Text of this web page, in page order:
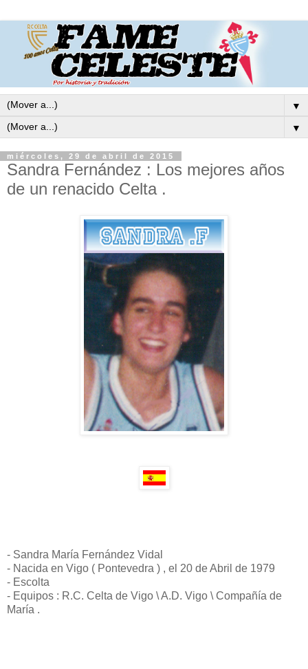
▼
▼
miércoles, 29 de abril de 2015
Sandra Fernández : Los mejores años
de un renacido Celta .
- Sandra María Fernández Vidal
- Nacida en Vigo ( Pontevedra ) , el 20 de Abril de 1979
- Escolta
- Equipos : R.C. Celta de Vigo \ A.D. Vigo \ Compañía de
María .